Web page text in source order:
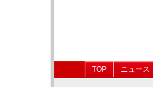
TOP ニュース